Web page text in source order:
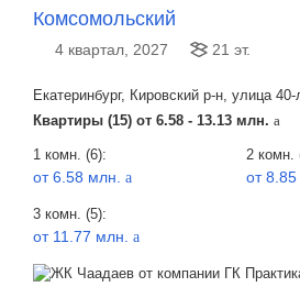
Комсомольский
4 квартал, 2027 21 эт.
Екатеринбург, Кировский р-н, улица
Квартиры (15) от 6.58 - 13.13 млн. a
1 комн. (6):
от 6.58 млн. a
2 комн.
от 8.85
3 комн. (5):
от 11.77 млн. a